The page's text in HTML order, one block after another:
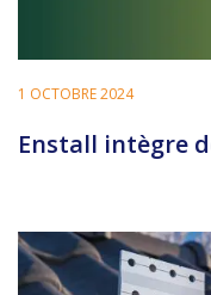
1 OCTOBRE 2024
Enstall intègre